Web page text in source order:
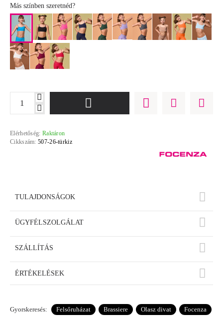
Elérhetőség: Raktáron
Cikkszám: 507-26-türkiz
Más színben szeretnéd?
TULAJDONSÁGOK
ÜGYFÉLSZOLGÁLAT
SZÁLLÍTÁS
ÉRTÉKELÉSEK
Gyorskeresés: Felsőruházat Brassiere Olasz divat Focenza